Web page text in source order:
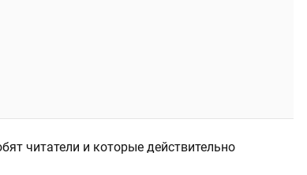
читатели и которые действительно